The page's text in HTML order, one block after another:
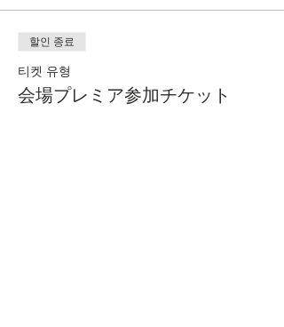
할인 종료
티켓 유형
会場プレミア参加チケット